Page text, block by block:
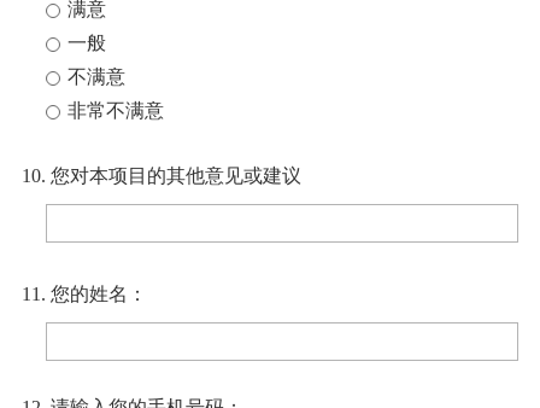
满意
一般
不满意
非常不满意
10. 您对本项目的其他意见或建议
11. 您的姓名：